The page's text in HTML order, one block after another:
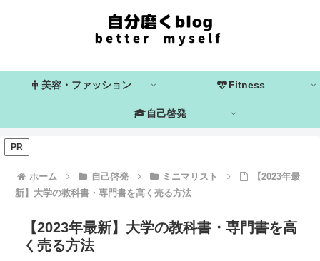
美容・ファッション Fitness
自己啓発
ホーム 自己啓発 ミニマリスト
【2023年最
新】大学の教科書・専門書を高く売る方法
PR
【2023年最新】大学の教科書・専門書を高
く売る方法